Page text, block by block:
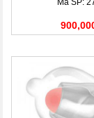
Mã SP: